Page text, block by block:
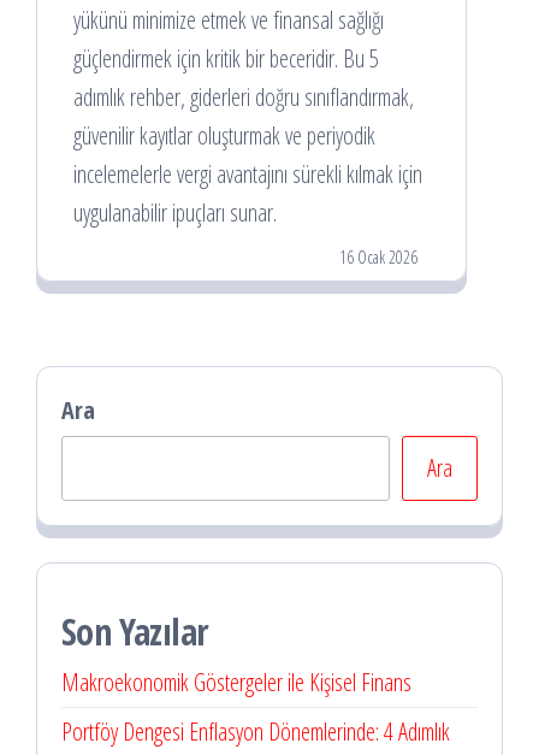
yükünü minimize etmek ve finansal sağlığı
güçlendirmek için kritik bir beceridir. Bu 5
adımlık rehber, giderleri doğru sınıflandırmak,
güvenilir kayıtlar oluşturmak ve periyodik
incelemelerle vergi avantajını sürekli kılmak için
uygulanabilir ipuçları sunar.
16 Ocak 2026
Ara
Ara
Son Yazılar
Makroekonomik Göstergeler ile Kişisel Finans
Portföy Dengesi Enflasyon Dönemlerinde: 4 Adımlık